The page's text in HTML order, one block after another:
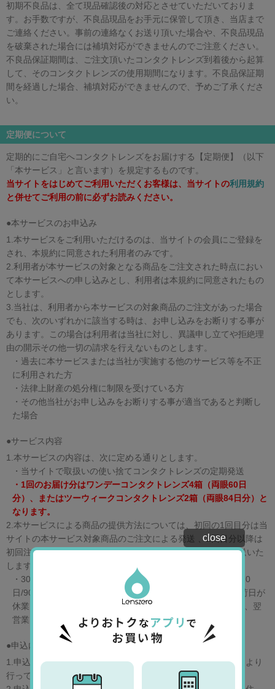
初期不良品は、全て現品確認後の対応とさせていただいておりま
す。お手数ですが、不良品現品をお手元に保管して頂き、当店まで
ご連絡ください。事前の連絡なくお送り頂いた場合や、不良品現品
を破棄された場合には補填対応ができませんのでご注意ください。
不良品保証期間は、ご注文頂いたコンタクトレンズ到着後から起算
して、そのコンタクトレンズの使用期間になります。不良品保証期
間を経過した場合、補填対応ができませんので、予めご了承くださ
い。
定期便について
定期的にご自宅へコンタクトレンズをお届けする【定期便】（以下
「本サービス」と言います）を規定するものです。
当サイトをはじめてご利用いただくお客様は、当サイトの利用規約
と併せてご利用の前に必ずお読みください。
●本サービスのお申込み
1.本サービスをご利用いただけるのは、当サイトの会員にご登録を
され、本規約に同意された利用者のみです。
2.利用者が本サービスの対象となる商品をご注文された時点におい
て本サービスへの申し込みとし、利用者は本規約に同意されたもの
とします。
3.当社は、利用者から本サービスの対象商品のご注文があった場合
でも、次のいずれかに該当する時は、お申し込みをお断りする事が
あります。この場合は利用者は当社に対し、異議申し立てや拒絶理
由の開示その他一切の請求を行えないものとします。
・過去に本サービスまたは当社が実施する他のサービス等を不正
に利用された方
・法律上財産の処分権に制限を受けている方
・その他当社がお申し込みをお断りする事が適当であると判断し
た場合
●サービス内容
1.本サービスの内容は、次に定める通りとします。
・当サイトで取扱いの使い捨てコンタクトレンズの定期発送
・1回のお届け分はワンデーコンタクトレンズ4箱（両眼60日
分）、またはツーウィークコンタクトレンズ2箱（両眼84日分）と
なります。
2.本サービスによる商品の提供方法については、初回の1回目分は当
サイトの本サービス対象商品のご注文による発送 、2回目分以降は
初回注文でご指定いただいた商品を日本国内の住所へ定期発送いた
します。
・30日～120日の間で発送間隔を設定してください。 45日/70
日/90日からも選択が可能です。但し、ご指定いただいた出荷日が
休業日（土曜日、日曜日およびシンガポールの祝日）の場合、翌
営業日に発送手続きいたします。
●申込内容・利用者情報の変更
1.申込内容・利用者情報の変更手続きは当サイトのマイページ
より
行ってください。
close